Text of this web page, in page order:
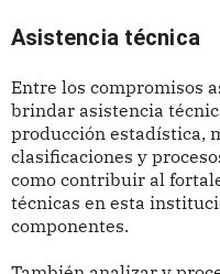
Asistencia técnica
Entre los compromisos
brindar asistencia
producción estadística,
clasificaciones y
como contribuir al
técnicas en esta
componentes.